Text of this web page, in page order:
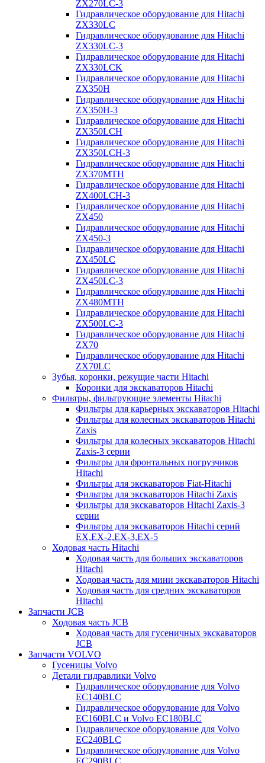
ZX270LC-3
Гидравлическое оборудование для Hitachi
ZX330LC
Гидравлическое оборудование для Hitachi
ZX330LC-3
Гидравлическое оборудование для Hitachi
ZX330LCK
Гидравлическое оборудование для Hitachi
ZX350H
Гидравлическое оборудование для Hitachi
ZX350H-3
Гидравлическое оборудование для Hitachi
ZX350LCH
Гидравлическое оборудование для Hitachi
ZX350LCH-3
Гидравлическое оборудование для Hitachi
ZX370MTH
Гидравлическое оборудование для Hitachi
ZX400LCH-3
Гидравлическое оборудование для Hitachi
ZX450
Гидравлическое оборудование для Hitachi
ZX450-3
Гидравлическое оборудование для Hitachi
ZX450LC
Гидравлическое оборудование для Hitachi
ZX450LC-3
Гидравлическое оборудование для Hitachi
ZX480MTH
Гидравлическое оборудование для Hitachi
ZX500LC-3
Гидравлическое оборудование для Hitachi
ZX70
Гидравлическое оборудование для Hitachi
ZX70LC
Зубья, коронки, режущие части Hitachi
Коронки для экскаваторов Hitachi
Фильтры, фильтрующие элементы Hitachi
Фильтры для карьерных экскаваторов Hitachi
Фильтры для колесных экскаваторов Hitachi
Zaxis
Фильтры для колесных экскаваторов Hitachi
Zaxis-3 серии
Фильтры для фронтальных погрузчиков
Hitachi
Фильтры для экскаваторов Fiat-Hitachi
Фильтры для экскаваторов Hitachi Zaxis
Фильтры для экскаваторов Hitachi Zaxis-3
серии
Фильтры для экскаваторов Hitachi серий
EX,EX-2,EX-3,EX-5
Ходовая часть Hitachi
Ходовая часть для больших экскаваторов
Hitachi
Ходовая часть для мини экскаваторов Hitachi
Ходовая часть для средних экскаваторов
Hitachi
Запчасти JCB
Ходовая часть JCB
Ходовая часть для гусеничных экскаваторов
JCB
Запчасти VOLVO
Гусеницы Volvo
Детали гидравлики Volvo
Гидравлическое оборудование для Volvo
EC140BLC
Гидравлическое оборудование для Volvo
EC160BLC и Volvo EC180BLC
Гидравлическое оборудование для Volvo
EC240BLC
Гидравлическое оборудование для Volvo
EC290BLC